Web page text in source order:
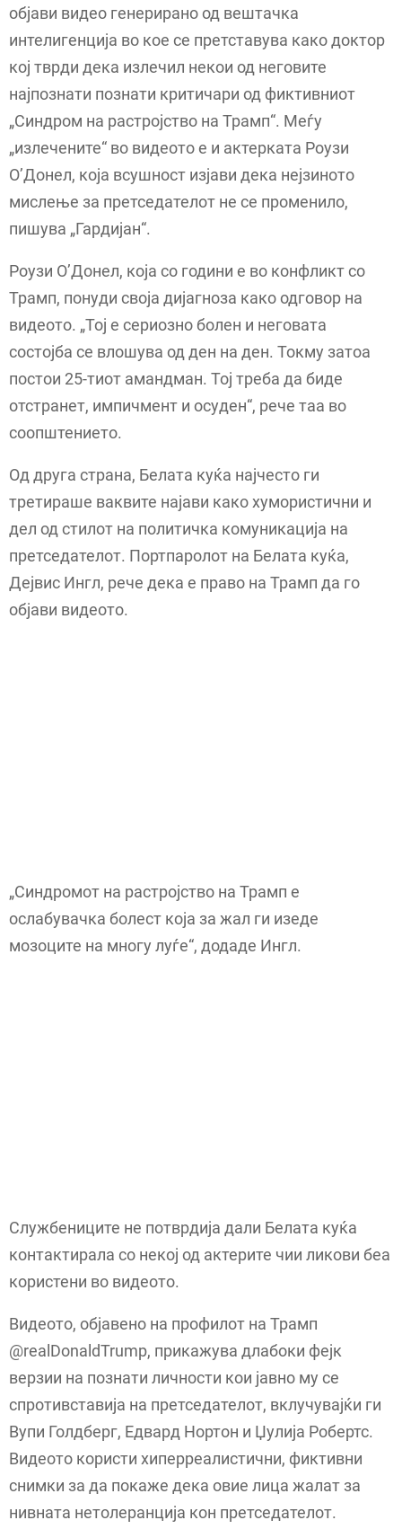
објави видео генерирано од вештачка
интелигенција во кое се претставува како доктор
кој тврди дека излечил некои од неговите
најпознати познати критичари од фиктивниот
„Синдром на растројство на Трамп“. Меѓу
„излечените“ во видеото е и актерката Роузи
О’Донел, која всушност изјави дека нејзиното
мислење за претседателот не се променило,
пишува „Гардијан“.
Роузи О’Донел, која со години е во конфликт со
Трамп, понуди своја дијагноза како одговор на
видеото. „Тој е сериозно болен и неговата
состојба се влошува од ден на ден. Токму затоа
постои 25-тиот амандман. Тој треба да биде
отстранет, импичмент и осуден“, рече таа во
соопштението.
Од друга страна, Белата куќа најчесто ги
третираше ваквите најави како хумористични и
дел од стилот на политичка комуникација на
претседателот. Портпаролот на Белата куќа,
Дејвис Ингл, рече дека е право на Трамп да го
објави видеото.
„Синдромот на растројство на Трамп е
ослабувачка болест која за жал ги изеде
мозоците на многу луѓе“, додаде Ингл.
Службениците не потврдија дали Белата куќа
контактирала со некој од актерите чии ликови беа
користени во видеото.
Видеото, објавено на профилот на Трамп
@realDonaldTrump, прикажува длабоки фејк
верзии на познати личности кои јавно му се
спротивставија на претседателот, вклучувајќи ги
Вупи Голдберг, Едвард Нортон и Џулија Робертс.
Видеото користи хиперреалистични, фиктивни
снимки за да покаже дека овие лица жалат за
нивната нетолеранција кон претседателот.